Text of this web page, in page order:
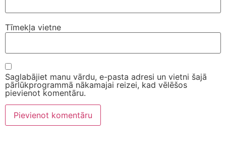
Tīmekļa vietne
Saglabājiet manu vārdu, e-pasta adresi un vietni šajā
pārlūkprogrammā nākamajai reizei, kad vēlēšos
pievienot komentāru.